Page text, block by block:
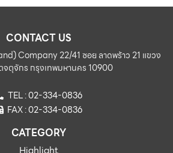
CONTACT US
Company 22/41 ซอย ลาดพร้าว 21 แขวง
จตุจักร กรุงเทพมหานคร 10900
TEL : 02-334-0836
FAX : 02-334-0836
CATEGORY